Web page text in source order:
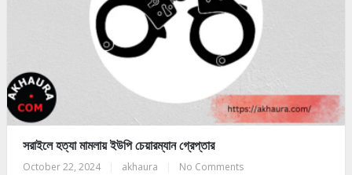
সরাইলে হত্যা মামলায় ইউপি চেয়ারম্যান গ্রেপ্তার
October 22, 2024 akhaura No Comments